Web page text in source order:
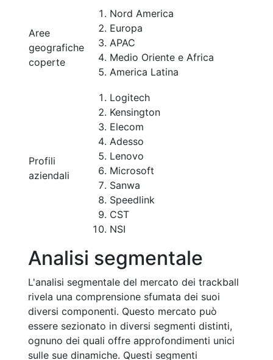
Aree
geografiche
coperte
Nord America
Europa
APAC
Medio Oriente e Africa
America Latina
Profili
aziendali
Logitech
Kensington
Elecom
Adesso
Lenovo
Microsoft
Sanwa
Speedlink
CST
NSI
Analisi segmentale
L'analisi segmentale del mercato dei trackball
rivela una comprensione sfumata dei suoi
diversi componenti. Questo mercato può
essere sezionato in diversi segmenti distinti,
ognuno dei quali offre approfondimenti unici
sulle sue dinamiche. Questi segmenti